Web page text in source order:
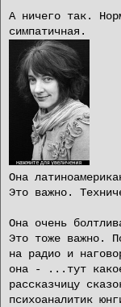
А ничего так.
симпатичная.
Она
Это важно.
Она очень
Это тоже важно.
на радио и
она - ...тут
рассказчицу
психоаналитик